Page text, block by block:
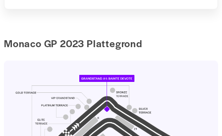
Monaco GP 2023 Plattegrond